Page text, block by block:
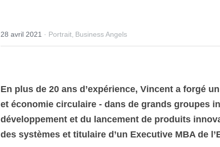
28 avril 2021· Portrait,Business Angels
En plus de 20 ans d’expérience, Vincent a forgé un
économie circulaire - dans de grands groupes
développement et du lancement de produits
systèmes et titulaire d’un Executive MBA de l’ESCP